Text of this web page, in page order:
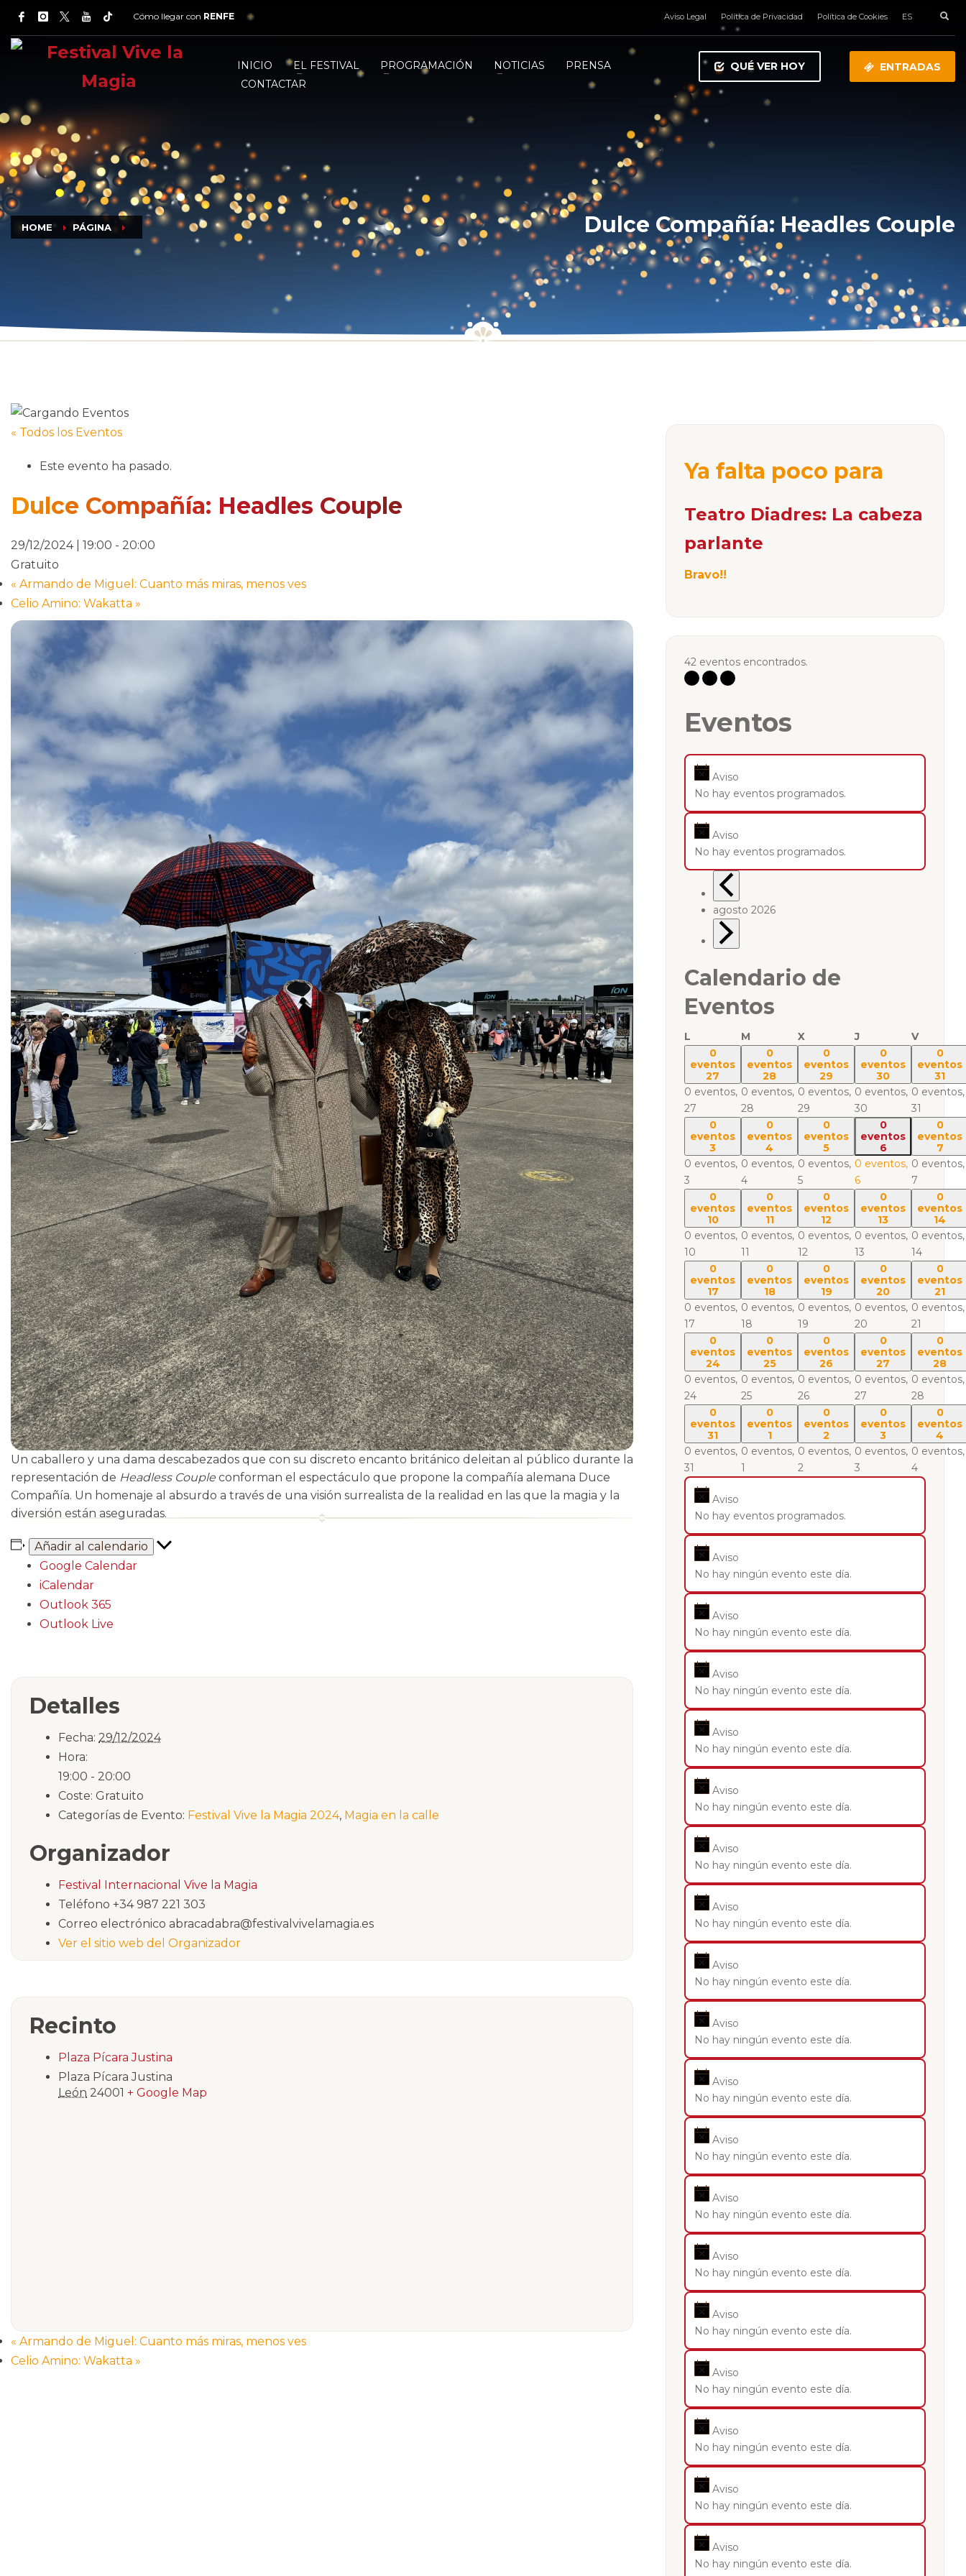
Cómo llegar con RENFE Aviso Legal Política de Privacidad Política de Cookies ES
INICIO EL FESTIVAL PROGRAMACIÓN NOTICIAS
PRENSA
CONTACTAR
QUÉ VER HOY ENTRADAS
HOME PÁGINA Dulce Compañía: Headles Couple
« Todos los Eventos
Este evento ha pasado.
Dulce Compañía: Headles Couple
29/12/2024 | 19:00 - 20:00
Gratuito
« Armando de Miguel: Cuanto más miras, menos ves
Celio Amino: Wakatta »
Un caballero y una dama descabezados que con su discreto encanto británico deleitan al público durante la
representación de Headless Couple conforman el espectáculo que propone la compañía alemana Duce
Compañía. Un homenaje al absurdo a través de una visión surrealista de la realidad en las que la magia y la
diversión están aseguradas.
Añadir al calendario
Google Calendar
iCalendar
Outlook 365
Outlook Live
Detalles
Fecha: 29/12/2024
Hora:
19:00 - 20:00
Coste: Gratuito
Categorías de Evento: Festival Vive la Magia 2024, Magia en la calle
Organizador
Festival Internacional Vive la Magia
Teléfono +34 987 221 303
Correo electrónico abracadabra@festivalvivelamagia.es
Ver el sitio web del Organizador
Recinto
Plaza Pícara Justina
Plaza Pícara Justina
León 24001 + Google Map
« Armando de Miguel: Cuanto más miras, menos ves
Celio Amino: Wakatta »
Ya falta poco para
Teatro Diadres: La cabeza
parlante
Bravo!!
42 eventos encontrados.
Eventos
Aviso
No hay eventos programados.
Aviso
No hay eventos programados.
agosto 2026
Calendario de
Eventos
L M X J
V
0
eventos
27
0 eventos,
27
0
eventos
28
0 eventos,
28
0
eventos
29
0 eventos,
29
0
eventos
30
0 eventos,
30
0
eventos
31
0 eventos,
31
0
eventos
3
0 eventos,
3
0
eventos
4
0 eventos,
4
0
eventos
5
0 eventos,
5
0
eventos
6
0 eventos,
6
0
eventos
7
0 eventos,
7
0
eventos
10
0 eventos,
10
0
eventos
11
0 eventos,
11
0
eventos
12
0 eventos,
12
0
eventos
13
0 eventos,
13
0
eventos
14
0 eventos,
14
0
eventos
17
0 eventos,
17
0
eventos
18
0 eventos,
18
0
eventos
19
0 eventos,
19
0
eventos
20
0 eventos,
20
0
eventos
21
0 eventos,
21
0
eventos
24
0 eventos,
24
0
eventos
25
0 eventos,
25
0
eventos
26
0 eventos,
26
0
eventos
27
0 eventos,
27
0
eventos
28
0 eventos,
28
0
eventos
31
0 eventos,
31
0
eventos
1
0 eventos,
1
0
eventos
2
0 eventos,
2
0
eventos
3
0 eventos,
3
0
eventos
4
0 eventos,
4
Aviso
No hay eventos programados.
Aviso
No hay ningún evento este día.
Aviso
No hay ningún evento este día.
Aviso
No hay ningún evento este día.
Aviso
No hay ningún evento este día.
Aviso
No hay ningún evento este día.
Aviso
No hay ningún evento este día.
Aviso
No hay ningún evento este día.
Aviso
No hay ningún evento este día.
Aviso
No hay ningún evento este día.
Aviso
No hay ningún evento este día.
Aviso
No hay ningún evento este día.
Aviso
No hay ningún evento este día.
Aviso
No hay ningún evento este día.
Aviso
No hay ningún evento este día.
Aviso
No hay ningún evento este día.
Aviso
No hay ningún evento este día.
Aviso
No hay ningún evento este día.
Aviso
No hay ningún evento este día.